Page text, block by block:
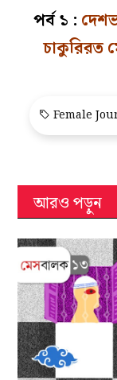
পর্ব ১ :
চাকুরিরত
Female
আরও পড়ুন